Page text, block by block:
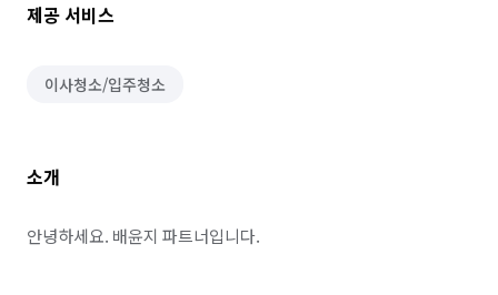
제공 서비스
이사청소/입주청소
소개
안녕하세요. 배윤지 파트너입니다.